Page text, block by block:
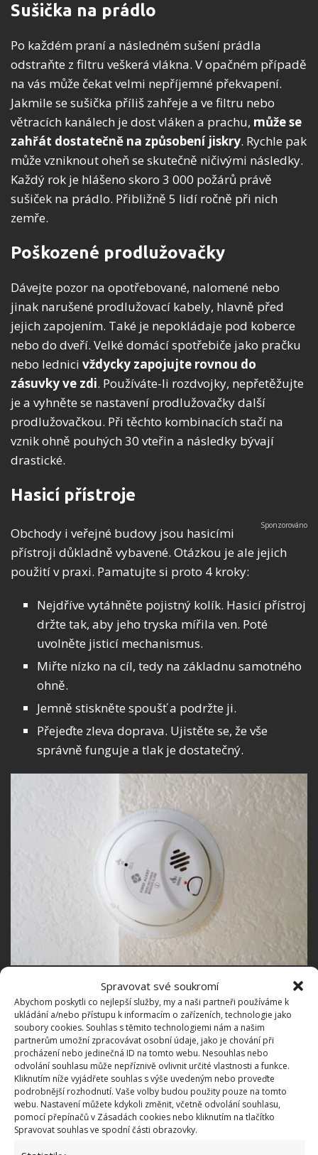
Spravovat své soukromí
Abychom poskytli co nejlepší služby, my a naši partneři používáme k
ukládání a/nebo přístupu k informacím o zařízeních, technologie jako
soubory cookies. Souhlas s těmito technologiemi nám a našim
partnerům umožní zpracovávat osobní údaje, jako je chování při
procházení nebo jedinečná ID na tomto webu. Nesouhlas nebo
odvolání souhlasu může nepříznivě ovlivnit určité vlastnosti a funkce.
Kliknutím níže vyjádřete souhlas s výše uvedeným nebo proveďte
podrobnější rozhodnutí. Vaše volby budou použity pouze na tomto
webu. Nastavení můžete kdykoli změnit, včetně odvolání souhlasu,
pomocí přepínačů v Zásadách cookies nebo kliknutím na tlačítko
Spravovat souhlas ve spodní části obrazovky.
Sušička na prádlo
Po každém praní a následném sušení prádla
odstraňte z filtru veškerá vlákna. V opačném případě
na vás může čekat velmi nepříjemné překvapení.
Jakmile se sušička příliš zahřeje a ve filtru nebo
větracích kanálech je dost vláken a prachu, může se
zahřát dostatečně na způsobení jiskry. Rychle pak
může vzniknout oheň se skutečně ničivými následky.
Každý rok je hlášeno skoro 3 000 požárů právě
sušiček na prádlo. Přibližně 5 lidí ročně při nich
zemře.
Poškozené prodlužovačky
Dávejte pozor na opotřebované, nalomené nebo
jinak narušené prodlužovací kabely, hlavně před
jejich zapojením. Také je nepokládaje pod koberce
nebo do dveří. Velké domácí spotřebiče jako pračku
nebo lednici vždycky zapojujte rovnou do
zásuvky ve zdi. Používáte-li rozdvojky, nepřetěžujte
je a vyhněte se nastavení prodlužovačky další
prodlužovačkou. Při těchto kombinacích stačí na
vznik ohně pouhých 30 vteřin a následky bývají
drastické.
Hasicí přístroje
Obchody i veřejné budovy jsou hasicími
přístroji důkladně vybavené. Otázkou je ale jejich
použití v praxi. Pamatujte si proto 4 kroky:
Nejdříve vytáhněte pojistný kolík. Hasicí přístroj
držte tak, aby jeho tryska mířila ven. Poté
uvolněte jisticí mechanismus.
Miřte nízko na cíl, tedy na základnu samotného
ohně.
Jemně stiskněte spoušť a podržte ji.
Přejeďte zleva doprava. Ujistěte se, že vše
správně funguje a tlak je dostatečný.
Žárovky
Toto může znít podivně, ale právě žárovky jsou často
příčinou požárů domácností. Hlavním důvodem
bývá jejich chatrné zapojení, takže začne hořet sama
žárovka. Je-li žárovka zapojena nad rámec své
specifikace, jejídráty zkřehnou a následně dojde
ke kompletnímu spálení. Pro snížení tohoto rizika